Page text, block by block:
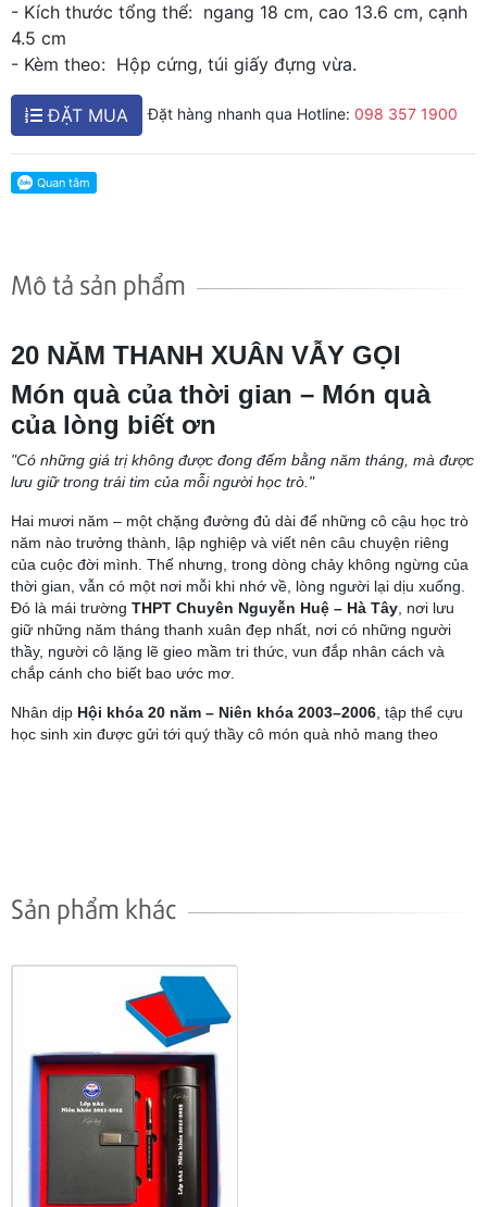
- Kích thước tổng thể: ngang 18 cm, cao 13.6 cm, cạnh
4.5 cm
- Kèm theo: Hộp cứng, túi giấy đựng vừa.
ĐẶT MUA Đặt hàng nhanh qua Hotline: 098 357 1900
Mô tả sản phẩm
20 NĂM THANH XUÂN VẪY GỌI
Món quà của thời gian – Món quà
của lòng biết ơn
"Có những giá trị không được đong đếm bằng năm tháng, mà được
lưu giữ trong trái tim của mỗi người học trò."
Hai mươi năm – một chặng đường đủ dài để những cô cậu học trò
năm nào trưởng thành, lập nghiệp và viết nên câu chuyện riêng
của cuộc đời mình. Thế nhưng, trong dòng chảy không ngừng của
thời gian, vẫn có một nơi mỗi khi nhớ về, lòng người lại dịu xuống.
Đó là mái trường THPT Chuyên Nguyễn Huệ – Hà Tây, nơi lưu
giữ những năm tháng thanh xuân đẹp nhất, nơi có những người
thầy, người cô lặng lẽ gieo mầm tri thức, vun đắp nhân cách và
chắp cánh cho biết bao ước mơ.
Nhân dịp Hội khóa 20 năm – Niên khóa 2003–2006, tập thể cựu
học sinh xin được gửi tới quý thầy cô món quà nhỏ mang theo
Sản phẩm khác